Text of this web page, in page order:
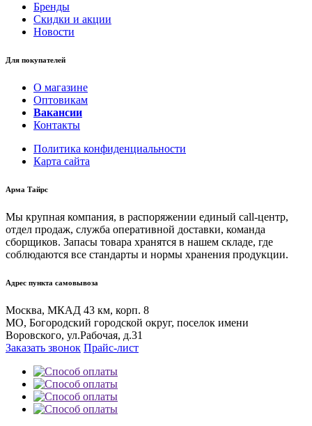
Бренды
Скидки и акции
Новости
Для покупателей
О магазине
Оптовикам
Вакансии
Контакты
Политика конфиденциальности
Карта сайта
Арма Тайрс
Мы крупная компания, в распоряжении единый call-центр,
отдел продаж, служба оперативной доставки, команда
сборщиков. Запасы товара хранятся в нашем складе, где
соблюдаются все стандарты и нормы хранения продукции.
Адрес пункта самовывоза
Москва, МКАД 43 км, корп. 8
МО, Богородский городской округ, поселок имени
Воровского, ул.Рабочая, д.31
Заказать звонок Прайс-лист